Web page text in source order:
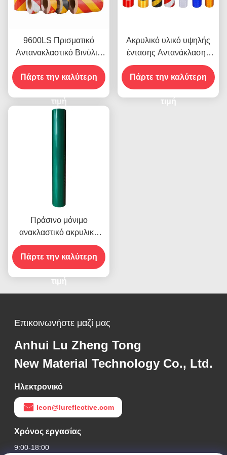
9600LS Πρισματικό
Αντανακλαστικό Βινύλιο
Ρολ Φιλμ υψηλής
έντασης
Πάρτε την καλύτερη
τιμή
Ακρυλικό υλικό υψηλής
έντασης Αντανάκλασης
9300 για αυτοκόλλητα
οχημάτων
Πάρτε την καλύτερη
τιμή
Πράσινο μόνιμο
ανακλαστικό ακρυλικό
φύλλο βινύλιο για την
οδική ασφάλεια
Πάρτε την καλύτερη
τιμή
Επικοινωνήστε μαζί μας
Anhui Lu Zheng Tong
New Material Technology Co., Ltd.
Ηλεκτρονικό
leon@lureflective.com
Χρόνος εργασίας
9:00-18:00